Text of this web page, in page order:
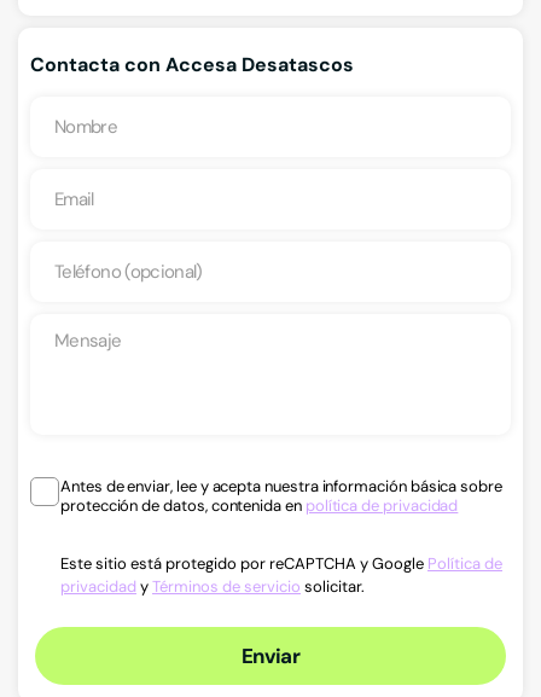
Contacta con Accesa Desatascos
Antes de enviar, lee y acepta nuestra información básica sobre
protección de datos, contenida en política de privacidad
Este sitio está protegido por reCAPTCHA y Google Política de
privacidad yTérminos de servicio solicitar.
Enviar